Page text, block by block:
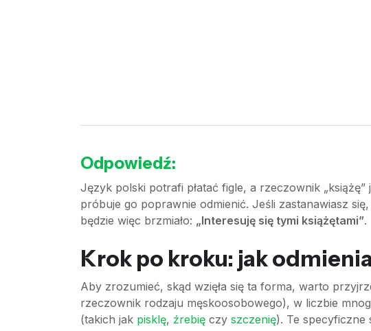
Odpowiedź:
Język polski potrafi płatać figle, a rzeczownik
próbuje go poprawnie odmienić. Jeśli zastanawiasz
będzie więc brzmiało: „Interesuję się tymi książętami”.
Krok po kroku: jak
Aby zrozumieć, skąd wzięła się ta forma, warto
rzeczownik rodzaju męskoosobowego), w liczbie
(takich jak pisklę, źrebię czy szczenię). Te specyficzne